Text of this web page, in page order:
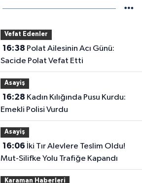
Vefat Edenler
16:38
Sacide Polat Vefat Etti
Asayiş
16:28
Emekli Polisi Vurdu
Asayiş
16:06
Mut-Silifke Yolu Trafiğe Kapandı
Karaman Haberleri